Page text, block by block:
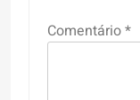
Comentário*